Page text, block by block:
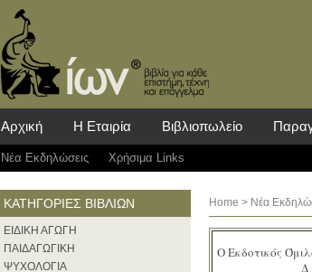
Αρχική Η Εταιρία Βιβλιοπωλείο
Νέα Eκδηλώσεις Χρήσιμα Links
ΚΑΤΗΓΟΡΙΕΣ ΒΙΒΛΙΩΝ
ΕΙΔΙΚΗ ΑΓΩΓΗ
ΠΑΙΔΑΓΩΓΙΚΗ
ΨΥΧΟΛΟΓΙΑ
Home > Νέα
Ο Εκδοτικός